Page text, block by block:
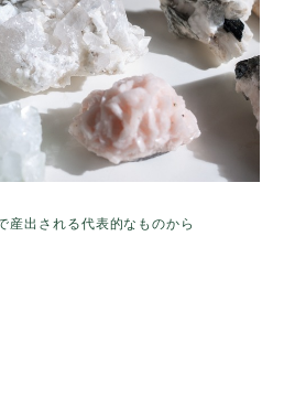
産出される代表的なものから